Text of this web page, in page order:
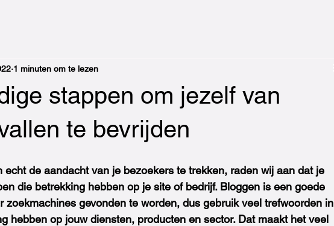
stappen om jezelf van
te bevrijden
1 minuten om te lezen
echt de aandacht van je bezoekers te trekken, raden wij aan dat je
die betrekking hebben op je site of bedrijf. Bloggen is een goede
zoekmachines gevonden te worden, dus gebruik veel trefwoorden in
hebben op jouw diensten, producten en sector. Dat maakt het veel